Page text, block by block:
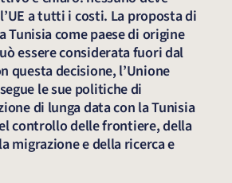
a tutti i costi. La proposta di
Tunisia come paese di origine
essere considerata fuori dal
questa decisione, l’Unione
le sue politiche di
di lunga data con la Tunisia
controllo delle frontiere, della
migrazione e della ricerca e